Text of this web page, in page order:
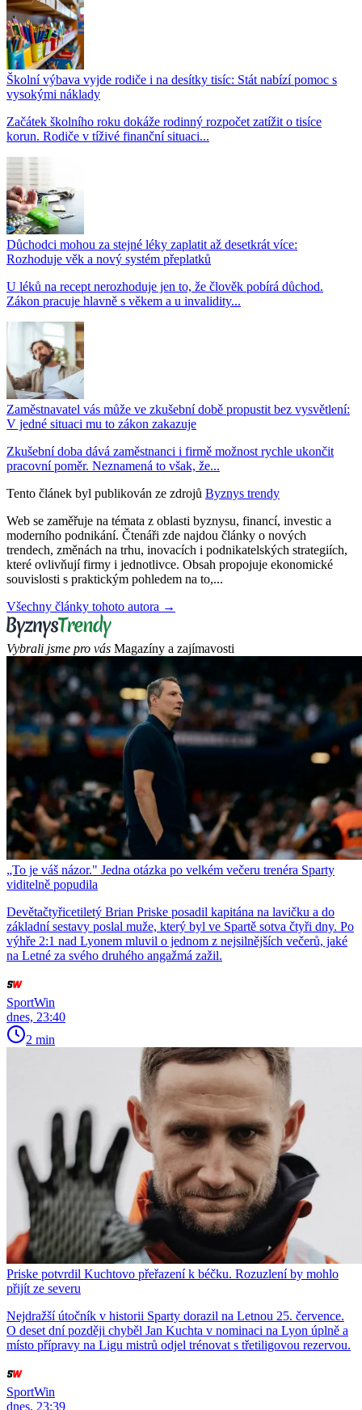
Školní výbava vyjde rodiče i na desítky tisíc: Stát nabízí pomoc s
vysokými náklady
Začátek školního roku dokáže rodinný rozpočet zatížit o tisíce
korun. Rodiče v tíživé finanční situaci...
Důchodci mohou za stejné léky zaplatit až desetkrát více:
Rozhoduje věk a nový systém přeplatků
U léků na recept nerozhoduje jen to, že člověk pobírá důchod.
Zákon pracuje hlavně s věkem a u invalidity...
Zaměstnavatel vás může ve zkušební době propustit bez vysvětlení:
V jedné situaci mu to zákon zakazuje
Zkušební doba dává zaměstnanci i firmě možnost rychle ukončit
pracovní poměr. Neznamená to však, že...
Tento článek byl publikován ze zdrojů Byznys trendy
Web se zaměřuje na témata z oblasti byznysu, financí, investic a
moderního podnikání. Čtenáři zde najdou články o nových
trendech, změnách na trhu, inovacích i podnikatelských strategiích,
které ovlivňují firmy i jednotlivce. Obsah propojuje ekonomické
souvislosti s praktickým pohledem na to,...
Všechny články tohoto autora →
Vybrali jsme pro vás Magazíny a zajímavosti
„To je váš názor." Jedna otázka po velkém večeru trenéra Sparty
viditelně popudila
Devětačtyřicetiletý Brian Priske posadil kapitána na lavičku a do
základní sestavy poslal muže, který byl ve Spartě sotva čtyři dny. Po
výhře 2:1 nad Lyonem mluvil o jednom z nejsilnějších večerů, jaké
na Letné za svého druhého angažmá zažil.
SportWin
dnes, 23:40
2 min
Priske potvrdil Kuchtovo přeřazení k béčku. Rozuzlení by mohlo
přijít ze severu
Nejdražší útočník v historii Sparty dorazil na Letnou 25. července.
O deset dní později chyběl Jan Kuchta v nominaci na Lyon úplně a
místo přípravy na Ligu mistrů odjel trénovat s třetiligovou rezervou.
SportWin
dnes, 23:39